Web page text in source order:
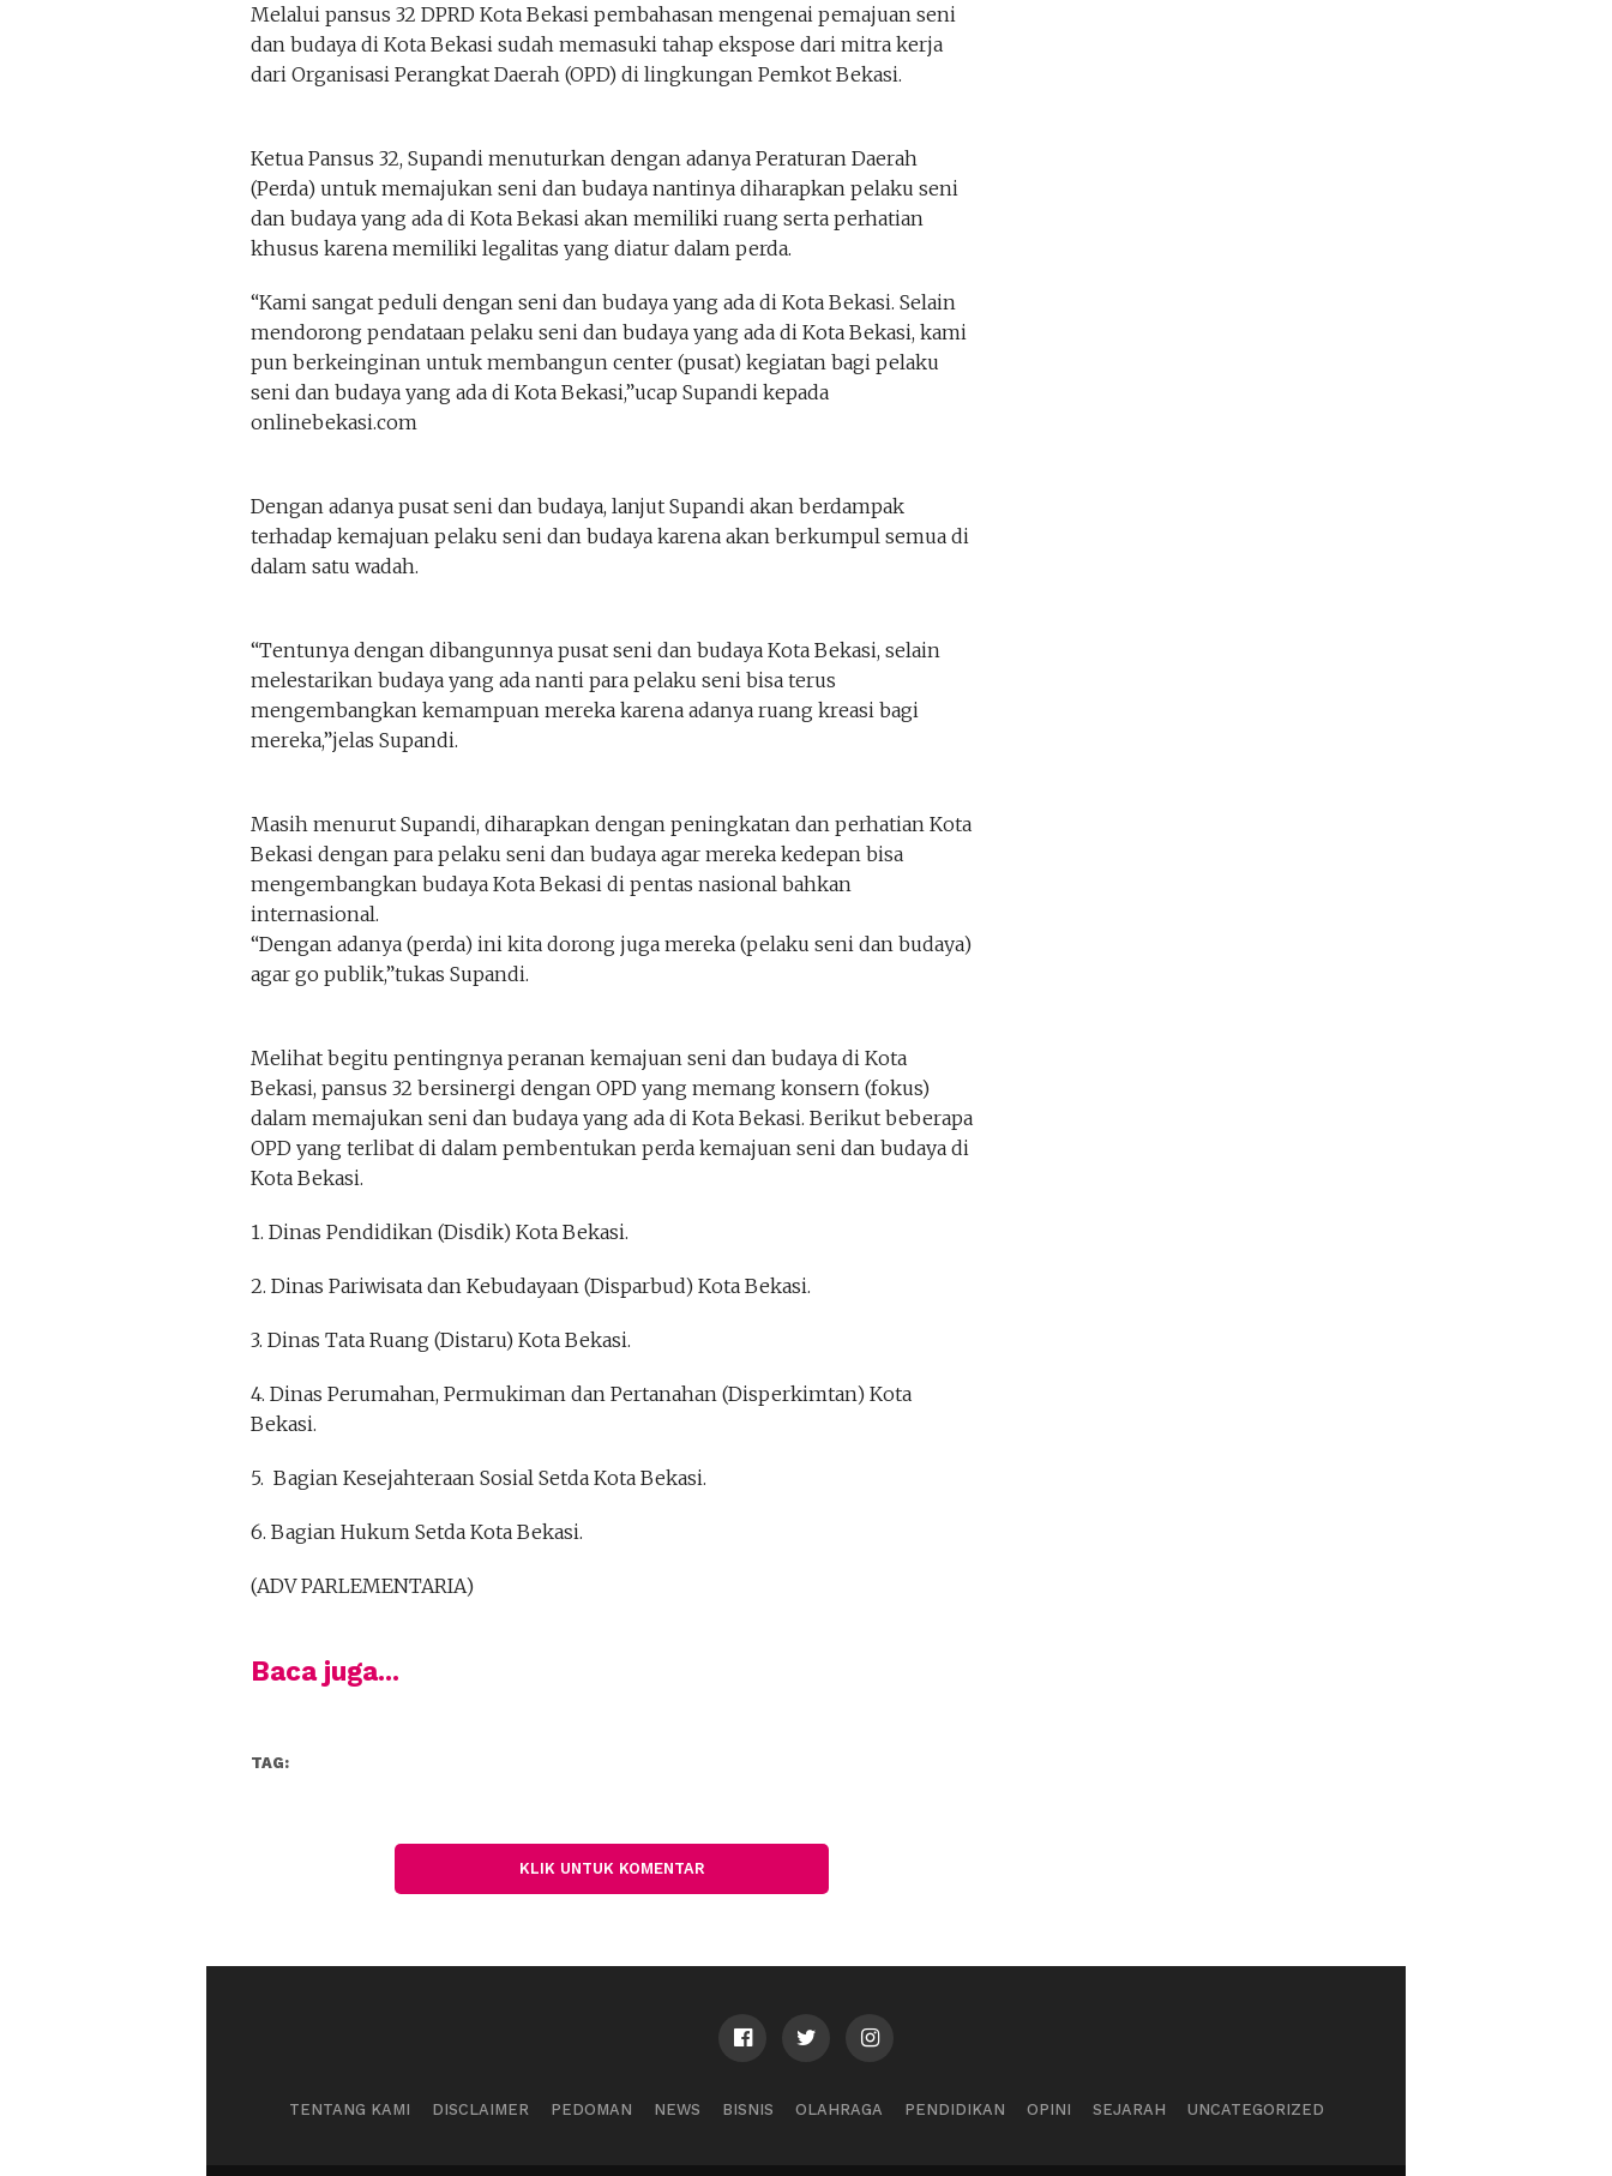
Melalui pansus 32 DPRD Kota Bekasi pembahasan mengenai pemajuan seni
dan budaya di Kota Bekasi sudah memasuki tahap ekspose dari mitra kerja
dari Organisasi Perangkat Daerah (OPD) di lingkungan Pemkot Bekasi.
Ketua Pansus 32, Supandi menuturkan dengan adanya Peraturan Daerah
(Perda) untuk memajukan seni dan budaya nantinya diharapkan pelaku seni
dan budaya yang ada di Kota Bekasi akan memiliki ruang serta perhatian
khusus karena memiliki legalitas yang diatur dalam perda.
“Kami sangat peduli dengan seni dan budaya yang ada di Kota Bekasi. Selain
mendorong pendataan pelaku seni dan budaya yang ada di Kota Bekasi, kami
pun berkeinginan untuk membangun center (pusat) kegiatan bagi pelaku
seni dan budaya yang ada di Kota Bekasi,”ucap Supandi kepada
onlinebekasi.com
Dengan adanya pusat seni dan budaya, lanjut Supandi akan berdampak
terhadap kemajuan pelaku seni dan budaya karena akan berkumpul semua di
dalam satu wadah.
“Tentunya dengan dibangunnya pusat seni dan budaya Kota Bekasi, selain
melestarikan budaya yang ada nanti para pelaku seni bisa terus
mengembangkan kemampuan mereka karena adanya ruang kreasi bagi
mereka,”jelas Supandi.
Masih menurut Supandi, diharapkan dengan peningkatan dan perhatian Kota
Bekasi dengan para pelaku seni dan budaya agar mereka kedepan bisa
mengembangkan budaya Kota Bekasi di pentas nasional bahkan
internasional.
“Dengan adanya (perda) ini kita dorong juga mereka (pelaku seni dan budaya)
agar go publik,”tukas Supandi.
Melihat begitu pentingnya peranan kemajuan seni dan budaya di Kota
Bekasi, pansus 32 bersinergi dengan OPD yang memang konsern (fokus)
dalam memajukan seni dan budaya yang ada di Kota Bekasi. Berikut beberapa
OPD yang terlibat di dalam pembentukan perda kemajuan seni dan budaya di
Kota Bekasi.
1. Dinas Pendidikan (Disdik) Kota Bekasi.
2. Dinas Pariwisata dan Kebudayaan (Disparbud) Kota Bekasi.
3. Dinas Tata Ruang (Distaru) Kota Bekasi.
4. Dinas Perumahan, Permukiman dan Pertanahan (Disperkimtan) Kota
Bekasi.
5. Bagian Kesejahteraan Sosial Setda Kota Bekasi.
6. Bagian Hukum Setda Kota Bekasi.
(ADV PARLEMENTARIA)
Baca juga...
TAG:
KLIK UNTUK KOMENTAR
TENTANG KAMI DISCLAIMER PEDOMAN NEWS BISNIS OLAHRAGA PENDIDIKAN OPINI SEJARAH UNCATEGORIZED